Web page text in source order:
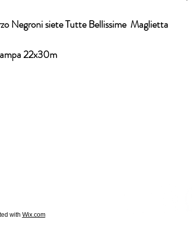
Negroni siete Tutte Bellissime Maglietta
22x30m
with Wix.com